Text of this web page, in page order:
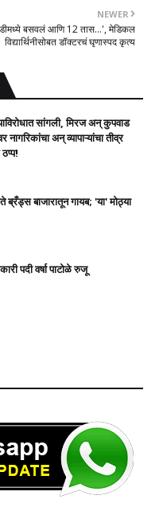
NEWER
बसवलं आणि 12 तास...', मेडिकल
विद्यार्थिनीसोबत डॉक्टरचं घृणास्पद कृत्य
सांगली, मिरज अन् कुपवाड
अन् व्यापाऱ्यांचा तीव्र
बाजारातून गायब; 'या' मोठ्या
पदी वर्षा पाटोळे रुजू